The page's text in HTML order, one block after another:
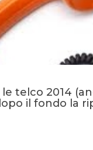
telco 2014
il fondo la